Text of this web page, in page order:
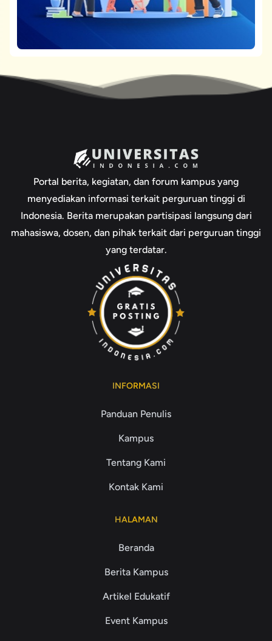
Portal berita, kegiatan, dan forum kampus yang
menyediakan informasi terkait perguruan tinggi di
Indonesia. Berita merupakan partisipasi langsung dari
mahasiswa, dosen, dan pihak terkait dari perguruan tinggi
yang terdatar.
INFORMASI
Panduan Penulis
Kampus
Tentang Kami
Kontak Kami
HALAMAN
Beranda
Berita Kampus
Artikel Edukatif
Event Kampus